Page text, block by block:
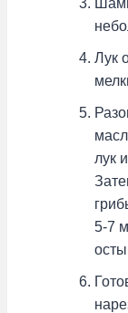
Лук
лук
5-7